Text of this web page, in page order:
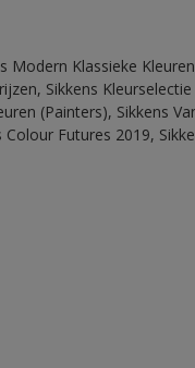
Modern Klassieke
Sikkens
(Painters), Sikkens
Futures 2019,